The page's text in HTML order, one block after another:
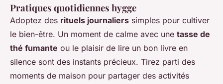
Pratiques quotidiennes hygge
Adoptez des rituels journaliers simples pour cultiver
le bien-être. Un moment de calme avec une tasse de
thé fumante ou le plaisir de lire un bon livre en
silence sont des instants précieux. Tirez parti des
moments de maison pour partager des activités